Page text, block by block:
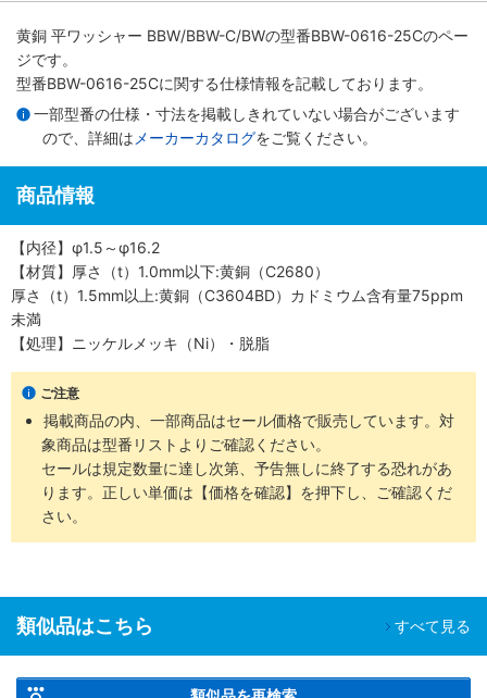
黄銅 平ワッシャー BBW/BBW-C/BWの型番BBW-0616-25Cのペー
ジです。
型番BBW-0616-25Cに関する仕様情報を記載しております。
一部型番の仕様・寸法を掲載しきれていない場合がございます
ので、詳細は メーカーカタログをご覧ください。
商品情報
【内径】φ1.5～φ16.2
【材質】厚さ（t）1.0mm以下:黄銅（C2680）
厚さ（t）1.5mm以上:黄銅（C3604BD）カドミウム含有量75ppm
未満
【処理】ニッケルメッキ（Ni）・脱脂
ご注意
掲載商品の内、一部商品はセール価格で販売しています。対
象商品は型番リストよりご確認ください。
セールは規定数量に達し次第、予告無しに終了する恐れがあ
ります。正しい単価は【価格を確認】を押下し、ご確認くだ
さい。
類似品はこちら すべて見る